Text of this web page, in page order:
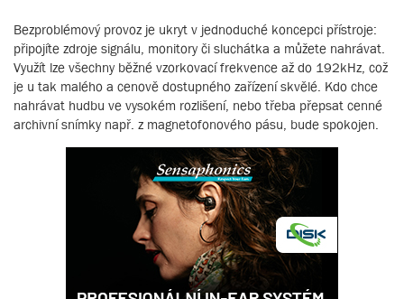
Bezproblémový provoz je ukryt v jednoduché koncepci přístroje:
připojíte zdroje signálu, monitory či sluchátka a můžete nahrávat.
Využít lze všechny běžné vzorkovací frekvence až do 192kHz, což
je u tak malého a cenově dostupného zařízení skvělé. Kdo chce
nahrávat hudbu ve vysokém rozlišení, nebo třeba přepsat cenné
archivní snímky např. z magnetofonového pásu, bude spokojen.